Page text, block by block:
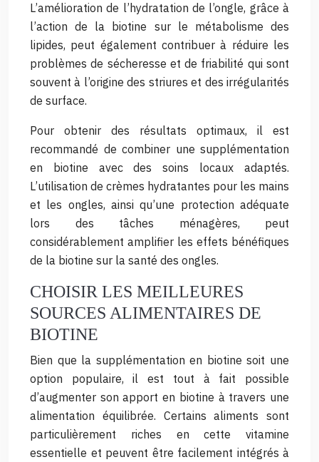
L’amélioration de l’hydratation de l’ongle, grâce à
l’action de la biotine sur le métabolisme des
lipides, peut également contribuer à réduire les
problèmes de sécheresse et de friabilité qui sont
souvent à l’origine des striures et des irrégularités
de surface.
Pour obtenir des résultats optimaux, il est
recommandé de combiner une supplémentation
en biotine avec des soins locaux adaptés.
L’utilisation de crèmes hydratantes pour les mains
et les ongles, ainsi qu’une protection adéquate
lors des tâches ménagères, peut
considérablement amplifier les effets bénéfiques
de la biotine sur la santé des ongles.
CHOISIR LES MEILLEURES
SOURCES ALIMENTAIRES DE
BIOTINE
Bien que la supplémentation en biotine soit une
option populaire, il est tout à fait possible
d’augmenter son apport en biotine à travers une
alimentation équilibrée. Certains aliments sont
particulièrement riches en cette vitamine
essentielle et peuvent être facilement intégrés à